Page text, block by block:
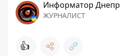
Информатор Днепр
ЖУРНАЛИСТ
👍